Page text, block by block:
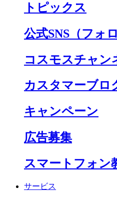
トピックス
公式SNS （フォ
コスモスチャン
カスタマーブロ
キャンペーン
広告募集
スマートフォン
サービス